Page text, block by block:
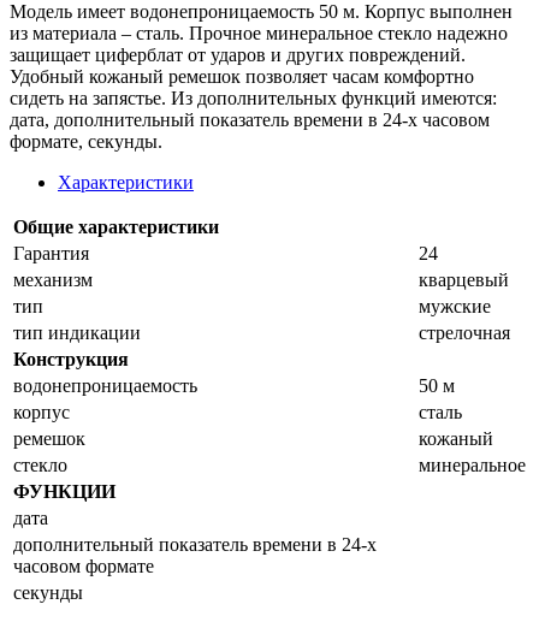
Модель имеет водонепроницаемость 50 м. Корпус выполнен
из материала – сталь. Прочное минеральное стекло надежно
защищает циферблат от ударов и других повреждений.
Удобный кожаный ремешок позволяет часам комфортно
сидеть на запястье. Из дополнительных функций имеются:
дата, дополнительный показатель времени в 24-х часовом
формате, секунды.
Характеристики
Общие характеристики
Гарантия
24
механизм
кварцевый
тип
мужские
тип индикации
стрелочная
Конструкция
водонепроницаемость
50 м
корпус
сталь
ремешок
кожаный
стекло
минеральное
ФУНКЦИИ
дата
дополнительный показатель времени в 24-х
часовом формате
секунды